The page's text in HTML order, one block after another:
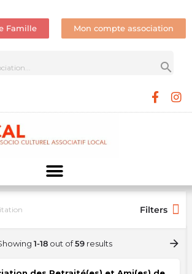
Famille Mon compte association
Filters
1-18 out of59 results